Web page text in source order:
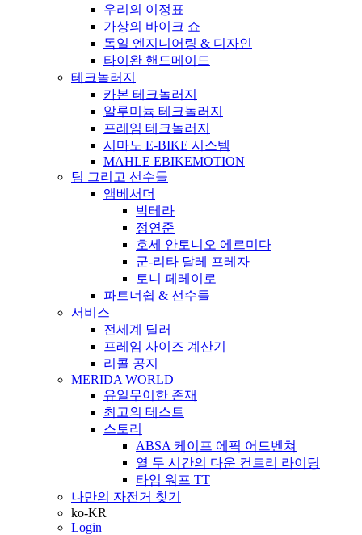
우리의 이정표
가상의 바이크 쇼
독일 엔지니어링 & 디자인
타이완 핸드메이드
테크놀러지
카본 테크놀러지
알루미늄 테크놀러지
프레임 테크놀러지
시마노 E-BIKE 시스템
MAHLE EBIKEMOTION
팀 그리고 선수들
앰베서더
박테라
정연준
호세 안토니오 에르미다
군-리타 달레 프레자
토니 페레이로
파트너쉽 & 선수들
서비스
전세계 딜러
프레임 사이즈 계산기
리콜 공지
MERIDA WORLD
유일무이한 존재
최고의 테스트
스토리
ABSA 케이프 에픽 어드벤쳐
열 두 시간의 다운 컨트리 라이딩
타임 워프 TT
나만의 자전거 찾기
ko-KR
Login